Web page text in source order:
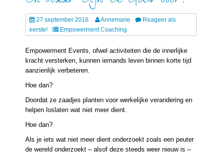
27 september 2016 Annemarie
Reageer als
eerste!
Empowerment Coaching
Empowerment Events, ofwel activiteiten die de innerlijke
kracht versterken, kunnen iemands leven binnen korte tijd
aanzienlijk verbeteren.
Hoe dan?
Doordat ze zaadjes planten voor werkelijke verandering en
helpen loslaten wat niet meer dient.
Hoe dan?
Als je iets wat niet meer dient onderzoekt zoals een peuter
de wereld onderzoekt – alsof deze steeds weer nieuw is –